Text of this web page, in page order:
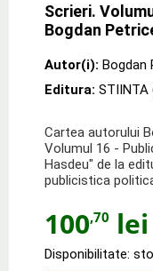
Scrieri.
Bogdan
Autor(i): Bogdan
Editura: STIINTA
Cartea autorului
Volumul 16 -
Hasdeu" de la
publicistica
100,70 lei
Disponibilitate: